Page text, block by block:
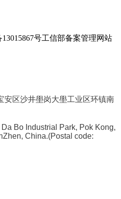
13015867号工信部备案管理网站
安区沙井壆岗大壆工业区环镇南
Bo Industrial Park, Pok Kong,
China.(Postal code: